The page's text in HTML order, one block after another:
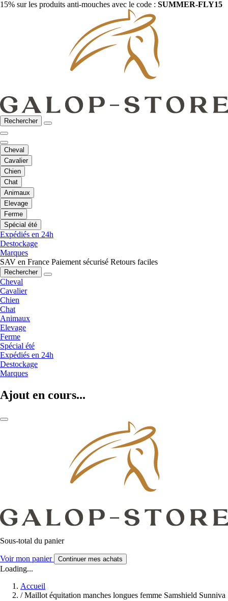
15% sur les produits anti-mouches avec le code : SUMMER-FLY15
Rechercher
Cheval
Cavalier
Chien
Chat
Animaux
Elevage
Ferme
Spécial été
Expédiés en 24h
Destockage
Marques
SAV en France Paiement sécurisé Retours faciles
Rechercher
Cheval
Cavalier
Chien
Chat
Animaux
Elevage
Ferme
Spécial été
Expédiés en 24h
Destockage
Marques
Ajout en cours...
Sous-total du panier
Voir mon panier Continuer mes achats
Loading...
Accueil
/ Maillot équitation manches longues femme Samshield Sunniva